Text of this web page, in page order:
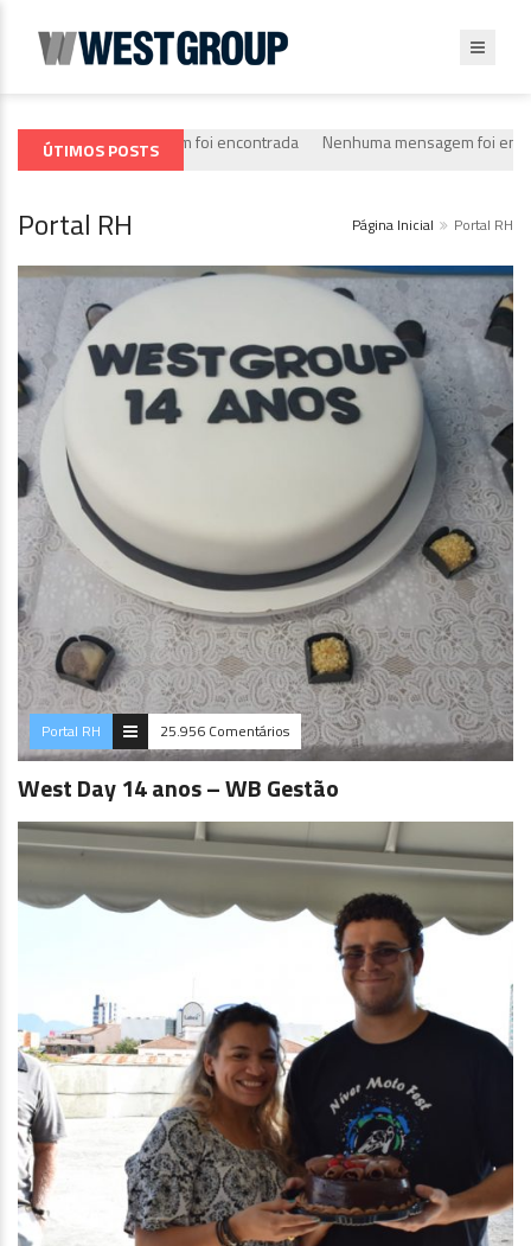
ÚTIMOS POSTS
Nenhuma mensagem foi encontrada Nenhuma mensagem foi
Portal RH Página Inicial Portal RH
Portal RH 25.956 Comentários
West Day 14 anos – WB Gestão